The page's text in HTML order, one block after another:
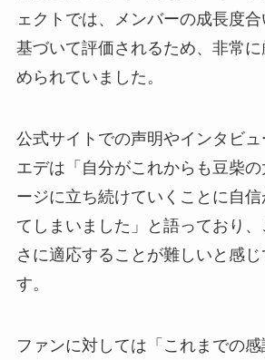
ェクトでは、メンバーの成長度
基づいて評価されるため、非常
められていました。
公式サイトでの声明やインタビ
エデは「自分がこれからも豆柴
ージに立ち続けていくことに自
てしまいました」と語っており
さに適応することが難しいと感
す。
ファンに対しては「これまでの